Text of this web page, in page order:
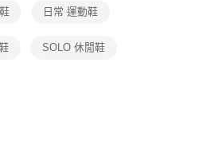
供之「AFTEE先享後付」服務完成之交
代理人或監護人之同意方可使用
依據個別帳號之用戶狀況，依本公司即
日常 運動鞋
SOLO 休閒鞋